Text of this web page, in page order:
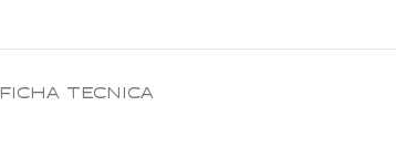
FICHA TECNICA